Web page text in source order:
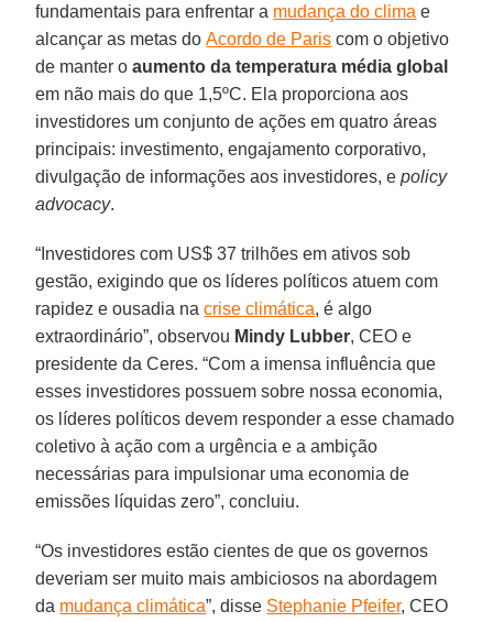
fundamentais para enfrentar a mudança do clima e
alcançar as metas do Acordo de Paris com o objetivo
de manter oaumento da temperatura média global
em não mais do que 1,5ºC. Ela proporciona aos
investidores um conjunto de ações em quatro áreas
principais: investimento, engajamento corporativo,
divulgação de informações aos investidores, epolicy
advocacy.
“Investidores com US$ 37 trilhões em ativos sob
gestão, exigindo que os líderes políticos atuem com
rapidez e ousadia nacrise climática, é algo
extraordinário”, observou Mindy Lubber, CEO e
presidente da Ceres. “Com a imensa influência que
esses investidores possuem sobre nossa economia,
os líderes políticos devem responder a esse chamado
coletivo à ação com a urgência e a ambição
necessárias para impulsionar uma economia de
emissões líquidas zero”, concluiu.
“Os investidores estão cientes de que os governos
deveriam ser muito mais ambiciosos na abordagem
da mudança climática”, disse Stephanie Pfeifer, CEO